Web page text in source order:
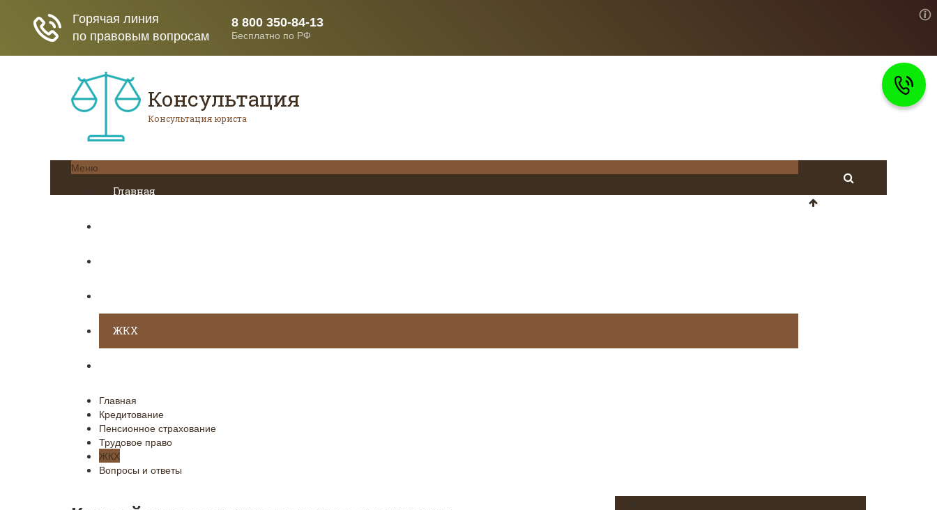
Консультация
Консультация юриста
Меню
Главная
ЖКХ
Главная
Кредитование
Пенсионное страхование
Трудовое право
ЖКХ
Вопросы и ответы